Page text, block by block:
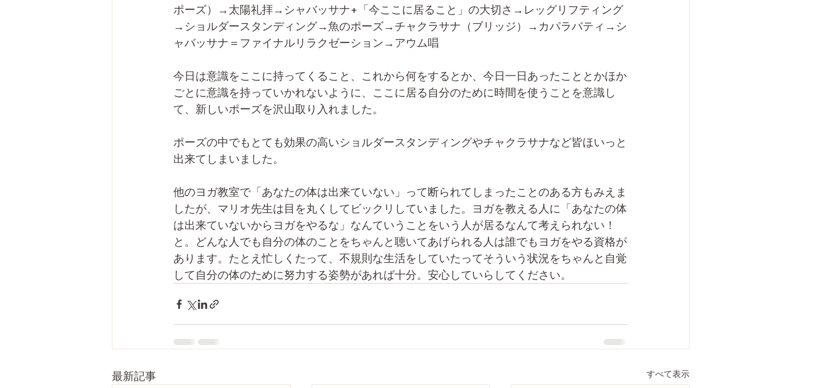
ポーズ）→太陽礼拝→シャバッサナ+「今ここに居ること」の大切さ→レッグリフティング
→ショルダースタンディング→魚のポーズ→チャクラサナ（ブリッジ）→カパラバティ→シ
ャバッサナ＝ファイナルリラクゼーション→アウム唱
今日は意識をここに持ってくること、これから何をするとか、今日一日あったこととかほか
ごとに意識を持っていかれないように、ここに居る自分のために時間を使うことを意識し
て、新しいポーズを沢山取り入れました。
ポーズの中でもとても効果の高いショルダースタンディングやチャクラサナなど皆ほいっと
出来てしまいました。
他のヨガ教室で「あなたの体は出来ていない」って断られてしまったことのある方もみえま
したが、マリオ先生は目を丸くしてビックリしていました。ヨガを教える人に「あなたの体
は出来ていないからヨガをやるな」なんていうことをいう人が居るなんて考えられない！
と。どんな人でも自分の体のことをちゃんと聴いてあげられる人は誰でもヨガをやる資格が
あります。たとえ忙しくたって、不規則な生活をしていたってそういう状況をちゃんと自覚
して自分の体のために努力する姿勢があれば十分。安心していらしてください。
最新記事 すべて表示